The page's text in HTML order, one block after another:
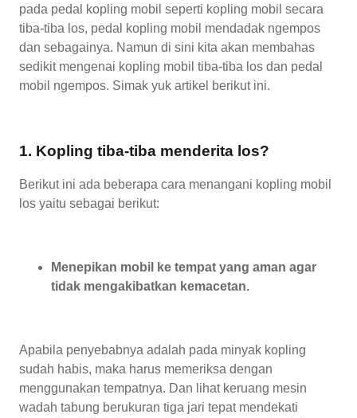
pada pedal kopling mobil seperti kopling mobil secara
tiba-tiba los, pedal kopling mobil mendadak ngempos
dan sebagainya. Namun di sini kita akan membahas
sedikit mengenai kopling mobil tiba-tiba los dan pedal
mobil ngempos. Simak yuk artikel berikut ini.
1. Kopling tiba-tiba menderita los?
Berikut ini ada beberapa cara menangani kopling mobil
los yaitu sebagai berikut:
Menepikan mobil ke tempat yang aman agar
tidak mengakibatkan kemacetan.
Apabila penyebabnya adalah pada minyak kopling
sudah habis, maka harus memeriksa dengan
menggunakan tempatnya. Dan lihat keruang mesin
wadah tabung berukuran tiga jari tepat mendekati